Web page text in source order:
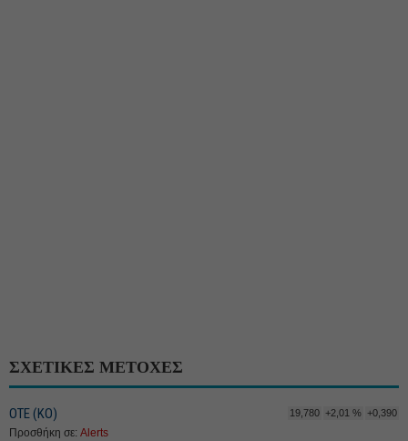
ΣΧΕΤΙΚΕΣ ΜΕΤΟΧΕΣ
ΟΤΕ (ΚΟ) 19,780 +2,01 % +0,390
Προσθήκη σε: Alerts